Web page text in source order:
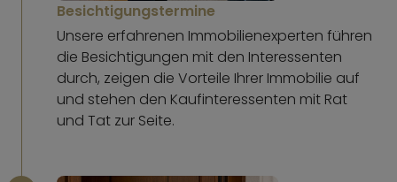
Besichtigungstermine
Unsere erfahrenen Immobilienexperten führen
die Besichtigungen mit den Interessenten
durch, zeigen die Vorteile Ihrer Immobilie auf
und stehen den Kaufinteressenten mit Rat
und Tat zur Seite.